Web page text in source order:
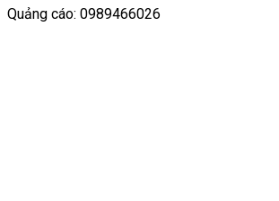
Quảng cáo: 0989466026